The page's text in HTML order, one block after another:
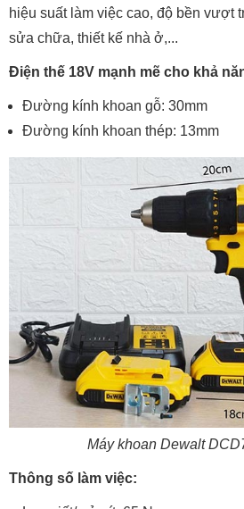
hiệu suất làm việc cao, độ bền vượt
sửa chữa, thiết kế nhà ở,...
Điện thế 18V mạnh mẽ cho khả
Đường kính khoan gỗ: 30mm
Đường kính khoan thép: 13mm
Máy khoan Dewalt
Thông số làm việc: